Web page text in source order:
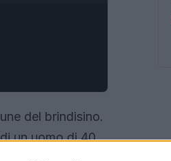
del brindisino.
un uomo di 40